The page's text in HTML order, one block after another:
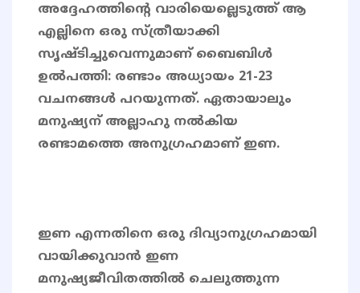
അദ്ദേഹത്തിന്റെ വാരിയെല്ലെടുത്ത് ആ
എല്ലിനെ ഒരു സ്ത്രീയാക്കി
സൃഷ്ടിച്ചുവെന്നുമാണ് ബൈബിൾ
ഉൽപത്തി: രണ്ടാം അധ്യായം 21-23
വചനങ്ങൾ പറയുന്നത്. ഏതായാലും
മനുഷ്യന് അല്ലാഹു നൽകിയ
രണ്ടാമത്തെ അനുഗ്രഹമാണ് ഇണ.
ഇണ എന്നതിനെ ഒരു ദിവ്യാനുഗ്രഹമായി
വായിക്കുവാൻ ഇണ
മനുഷ്യജീവിതത്തിൽ ചെലുത്തുന്ന